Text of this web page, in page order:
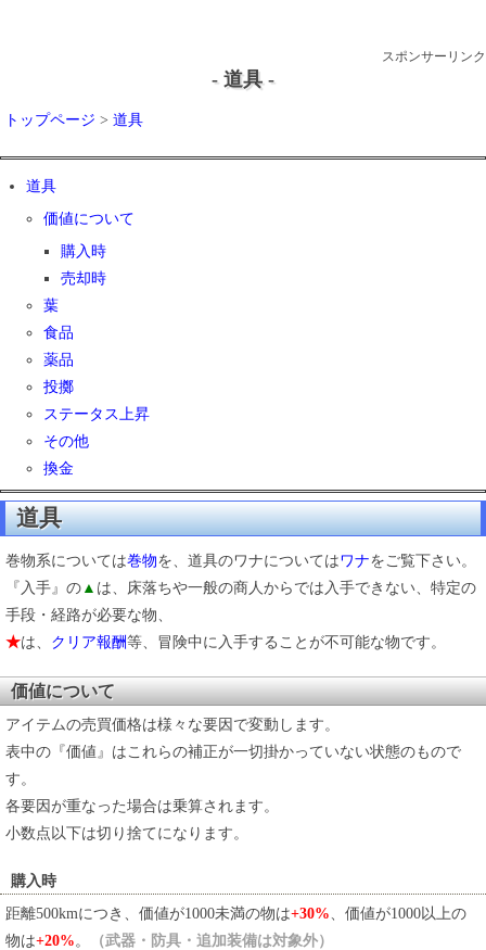
スポンサーリンク
- 道具 -
トップページ > 道具
道具
価値について
購入時
売却時
葉
食品
薬品
投擲
ステータス上昇
その他
換金
道具
巻物系については巻物を、道具のワナについてはワナをご覧下さい。
『入手』の ▲ は、床落ちや一般の商人からでは入手できない、特定の
手段・経路が必要な物、
★は、 クリア報酬等、冒険中に入手することが不可能な物です。
価値について
アイテムの売買価格は様々な要因で変動します。
表中の『価値』はこれらの補正が一切掛かっていない状態のもので
す。
各要因が重なった場合は乗算されます。
小数点以下は切り捨てになります。
購入時
距離500kmにつき、価値が1000未満の物は+30% 、価値が1000以上の
物は+20% 。
（武器・防具・追加装備は対象外）